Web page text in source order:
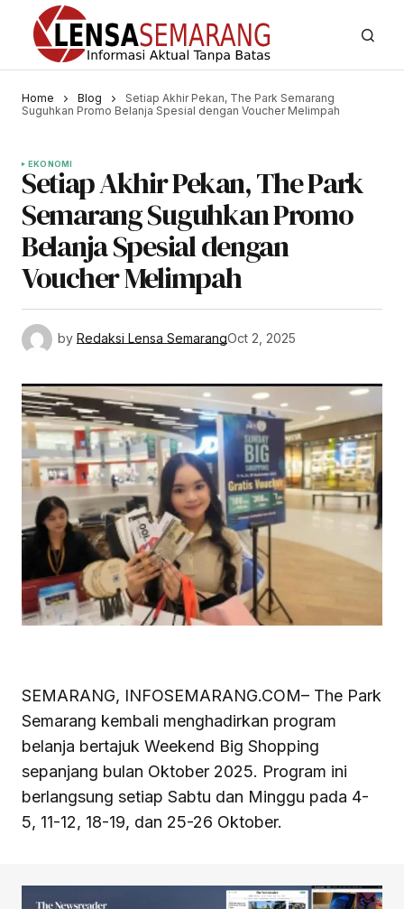
Home Blog
Setiap Akhir Pekan, The Park Semarang
Suguhkan Promo Belanja Spesial dengan Voucher Melimpah
EKONOMI
Setiap Akhir Pekan, The Park
Semarang Suguhkan Promo
Belanja Spesial dengan
Voucher Melimpah
by Redaksi Lensa SemarangOct 2, 2025
SEMARANG, INFOSEMARANG.COM– The Park
Semarang kembali menghadirkan program
belanja bertajuk Weekend Big Shopping
sepanjang bulan Oktober 2025. Program ini
berlangsung setiap Sabtu dan Minggu pada 4-
5, 11-12, 18-19, dan 25-26 Oktober.